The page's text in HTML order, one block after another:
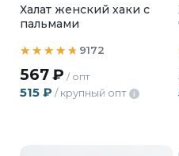
Халат женский хаки с
пальмами
9172
567₽ / опт
515 ₽ / крупный опт i